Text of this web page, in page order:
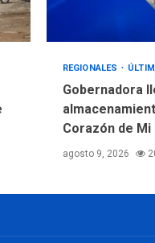
REGIONALES
Gobernadora
Corazón de
agosto 9, 2026